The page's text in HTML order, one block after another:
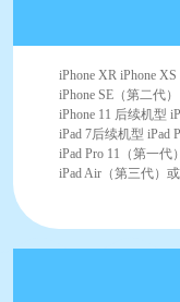
iPhone XR iPhone
iPhone SE（第二代）
iPhone 11 后续机型
iPad 7后续机型 iPad
iPad Pro 11（第一代
iPad Air（第三代）